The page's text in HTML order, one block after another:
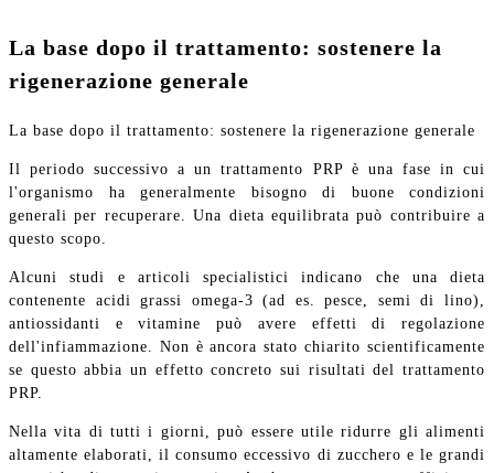
La base dopo il trattamento: sostenere la
rigenerazione generale
La base dopo il trattamento: sostenere la rigenerazione generale
Il periodo successivo a un trattamento PRP è una fase in cui
l'organismo ha generalmente bisogno di buone condizioni
generali per recuperare. Una dieta equilibrata può contribuire a
questo scopo.
Alcuni studi e articoli specialistici indicano che una dieta
contenente acidi grassi omega-3 (ad es. pesce, semi di lino),
antiossidanti e vitamine può avere effetti di regolazione
dell'infiammazione. Non è ancora stato chiarito scientificamente
se questo abbia un effetto concreto sui risultati del trattamento
PRP.
Nella vita di tutti i giorni, può essere utile ridurre gli alimenti
altamente elaborati, il consumo eccessivo di zucchero e le grandi